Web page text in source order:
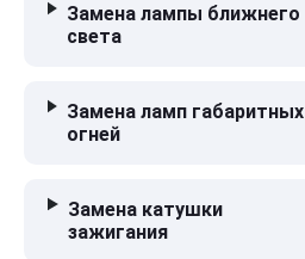
Замена лампы ближнего
света
Замена ламп габаритных
огней
Замена катушки
зажигания